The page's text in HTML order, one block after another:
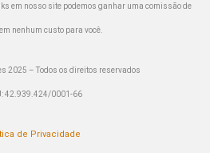
em nosso site podemos ganhar uma comissão de
nenhum custo para você.
2025 – Todos os direitos reservados
42.939.424/0001-66
de Privacidade